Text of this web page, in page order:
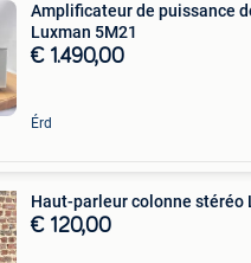
Amplificateur de puissance
Luxman 5M21
€ 1.490,00
Érd
Haut-parleur colonne stéréo
€ 120,00